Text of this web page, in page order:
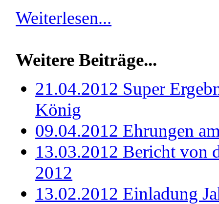
Weiterlesen...
Weitere Beiträge...
21.04.2012 Super
König
09.04.2012 Ehrungen
13.03.2012 Bericht von
2012
13.02.2012 Einladung